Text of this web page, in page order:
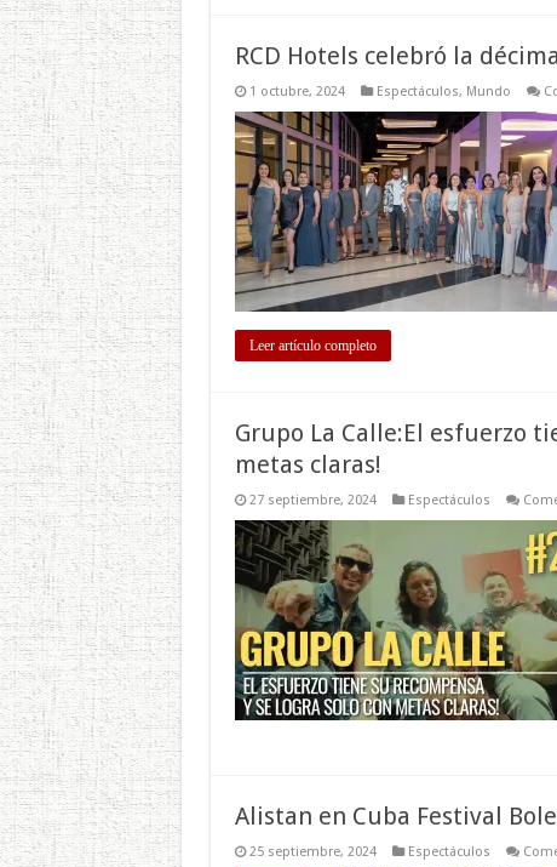
RCD Hotels celebró la
1 octubre, 2024 Espectáculos, Mundo
Leer artículo completo
Grupo La Calle:El esfuerzo
metas claras!
27 septiembre, 2024 Espectáculos
Alistan en Cuba Festival
25 septiembre, 2024 Espectáculos